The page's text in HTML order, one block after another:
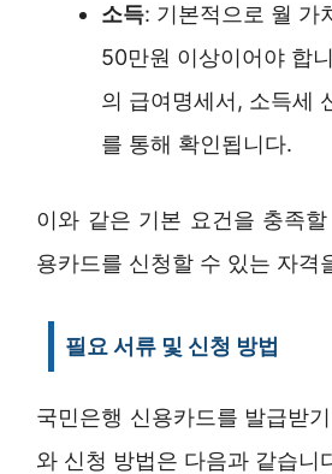
소득: 기본적으로 월 가
50만원 이상이어야 합
의 급여명세서, 소득세
를 통해 확인됩니다.
이와 같은 기본 요건을 충족
용카드를 신청할 수 있는 자격
필요 서류 및 신청 방법
국민은행 신용카드를 발급받
와 신청 방법은 다음과 같습니